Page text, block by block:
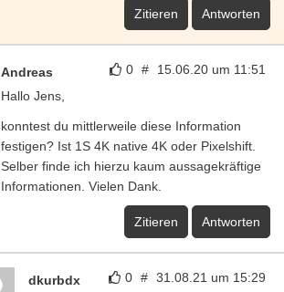
Zitieren Antworten
0 # 15.06.20 um 11:51
Andreas
Hallo Jens,
konntest du mittlerweile diese Information
festigen? Ist 1S 4K native 4K oder Pixelshift.
Selber finde ich hierzu kaum aussagekräftige
Informationen. Vielen Dank.
Zitieren Antworten
0 # 31.08.21 um 15:29
dkurbdx